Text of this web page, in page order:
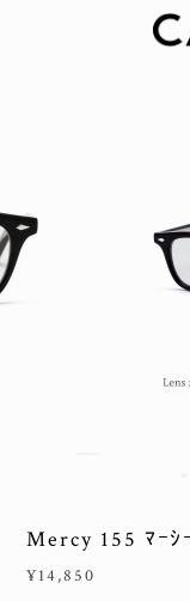
Mercy 155 ﾏｰｼ
¥14,850